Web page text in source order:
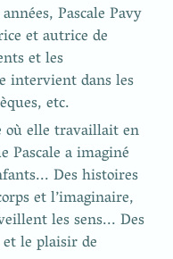
Pascale Pavy
et autrice de
et les
intervient dans les
etc.
où elle travaillait en
Pascale a imaginé
Des histoires
et l’imaginaire,
les sens... Des
le plaisir de